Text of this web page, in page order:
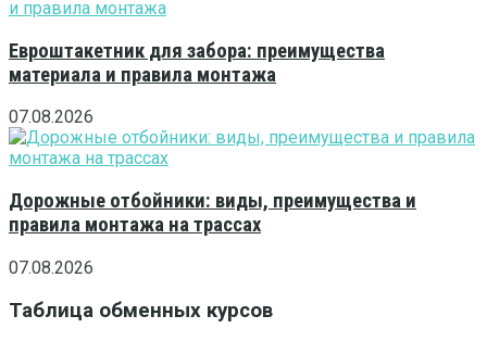
Евроштакетник для забора: преимущества
материала и правила монтажа
07.08.2026
Дорожные отбойники: виды, преимущества и
правила монтажа на трассах
07.08.2026
Таблица обменных курсов